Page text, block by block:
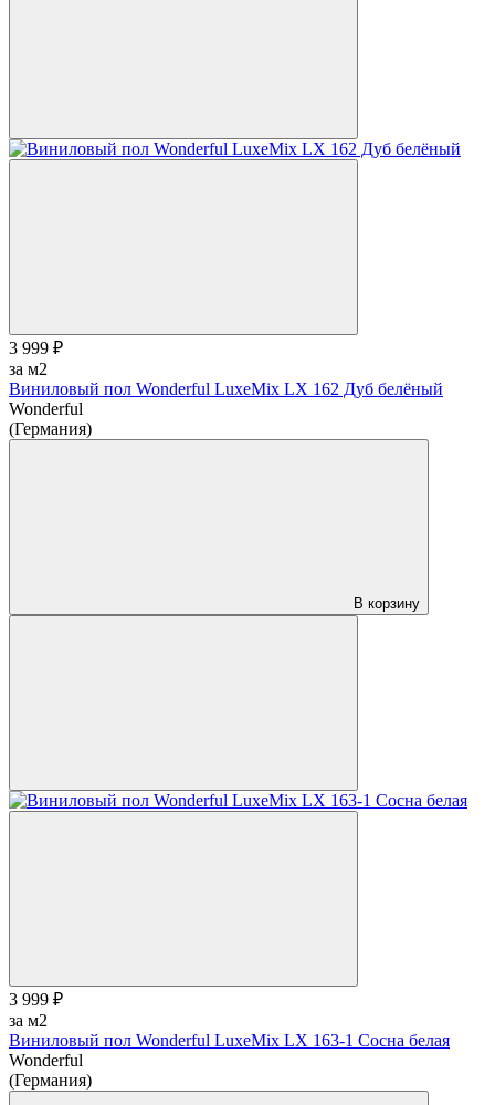
3 999 ₽
за м2
Виниловый пол Wonderful LuxeMix LХ 162 Дуб белёный
Wonderful
(Германия)
В корзину
3 999 ₽
за м2
Виниловый пол Wonderful LuxeMix LX 163-1 Сосна белая
Wonderful
(Германия)